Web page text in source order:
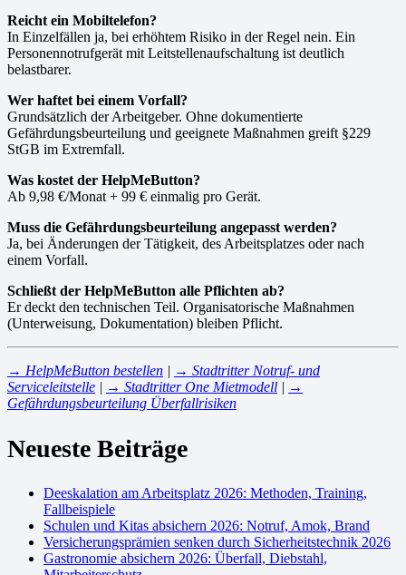
Reicht ein Mobiltelefon?
In Einzelfällen ja, bei erhöhtem Risiko in der Regel nein. Ein
Personennotrufgerät mit Leitstellenaufschaltung ist deutlich
belastbarer.
Wer haftet bei einem Vorfall?
Grundsätzlich der Arbeitgeber. Ohne dokumentierte
Gefährdungsbeurteilung und geeignete Maßnahmen greift §229
StGB im Extremfall.
Was kostet der HelpMeButton?
Ab 9,98 €/Monat + 99 € einmalig pro Gerät.
Muss die Gefährdungsbeurteilung angepasst werden?
Ja, bei Änderungen der Tätigkeit, des Arbeitsplatzes oder nach
einem Vorfall.
Schließt der HelpMeButton alle Pflichten ab?
Er deckt den technischen Teil. Organisatorische Maßnahmen
(Unterweisung, Dokumentation) bleiben Pflicht.
→ HelpMeButton bestellen | → Stadtritter Notruf- und
Serviceleitstelle | → Stadtritter One Mietmodell | →
Gefährdungsbeurteilung Überfallrisiken
Neueste Beiträge
Deeskalation am Arbeitsplatz 2026: Methoden, Training,
Fallbeispiele
Schulen und Kitas absichern 2026: Notruf, Amok, Brand
Versicherungsprämien senken durch Sicherheitstechnik 2026
Gastronomie absichern 2026: Überfall, Diebstahl,